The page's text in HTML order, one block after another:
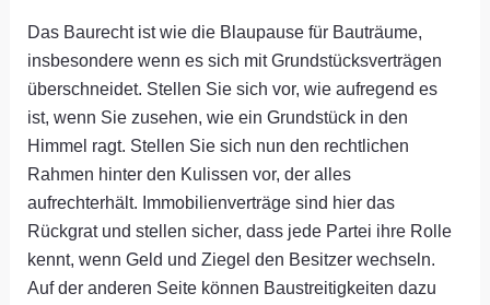
Das Baurecht ist wie die Blaupause für Bauträume,
insbesondere wenn es sich mit Grundstücksverträgen
überschneidet. Stellen Sie sich vor, wie aufregend es
ist, wenn Sie zusehen, wie ein Grundstück in den
Himmel ragt. Stellen Sie sich nun den rechtlichen
Rahmen hinter den Kulissen vor, der alles
aufrechterhält. Immobilienverträge sind hier das
Rückgrat und stellen sicher, dass jede Partei ihre Rolle
kennt, wenn Geld und Ziegel den Besitzer wechseln.
Auf der anderen Seite können Baustreitigkeiten dazu